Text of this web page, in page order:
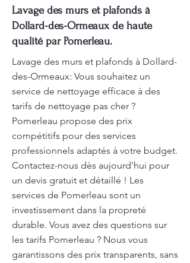
Lavage des murs et plafonds à
Dollard-des-Ormeaux de haute
qualité par Pomerleau.
Lavage des murs et plafonds à Dollard-
des-Ormeaux: Vous souhaitez un
service de nettoyage efficace à des
tarifs de nettoyage pas cher ?
Pomerleau propose des prix
compétitifs pour des services
professionnels adaptés à votre budget.
Contactez-nous dès aujourd'hui pour
un devis gratuit et détaillé ! Les
services de Pomerleau sont un
investissement dans la propreté
durable. Vous avez des questions sur
les tarifs Pomerleau ? Nous vous
garantissons des prix transparents, sans